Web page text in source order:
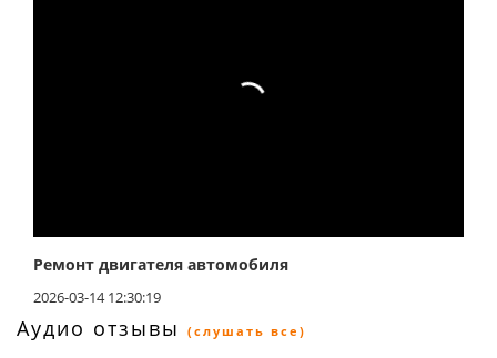
Ремонт двигателя автомобиля
2026-03-14 12:30:19
Аудио отзывы (слушать все)